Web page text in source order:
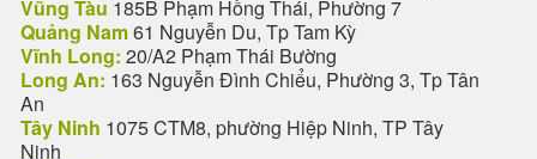
Vũng Tàu 185B Phạm Hồng Thái, Phường 7
Quảng Nam61 Nguyễn Du, Tp Tam Kỳ
Vĩnh Long: 20/A2 Phạm Thái Bường
Long An: 163 Nguyễn Đình Chiểu, Phường 3, Tp Tân
An
Tây Ninh 1075 CTM8, phường Hiệp Ninh, TP Tây
Ninh